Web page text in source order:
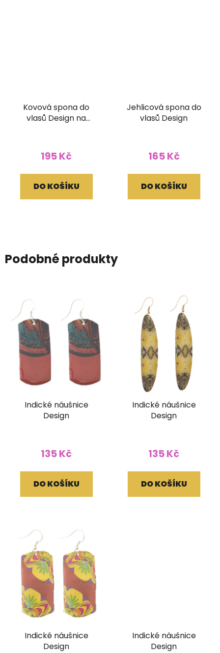
Kovová spona do
vlasů Design na
195 Kč
DO KOŠÍKU
Jehlicová spona do
vlasů Design
165 Kč
DO KOŠÍKU
Podobné produkty
Indické náušnice
Design
135 Kč
DO KOŠÍKU
Indické náušnice
Design
135 Kč
DO KOŠÍKU
Indické náušnice
Design
Indické náušnice
Design